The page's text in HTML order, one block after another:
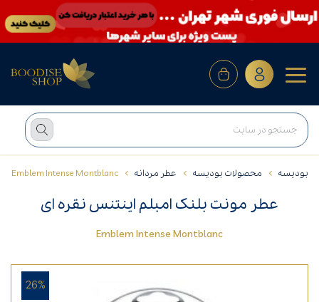
بودیسه محصولات بودیسه عطر مردانه Emblem Intense Montblanc
عطر مونت بلنک امبلم اینتنس نقره ای
Emblem Intense Montblanc
26%